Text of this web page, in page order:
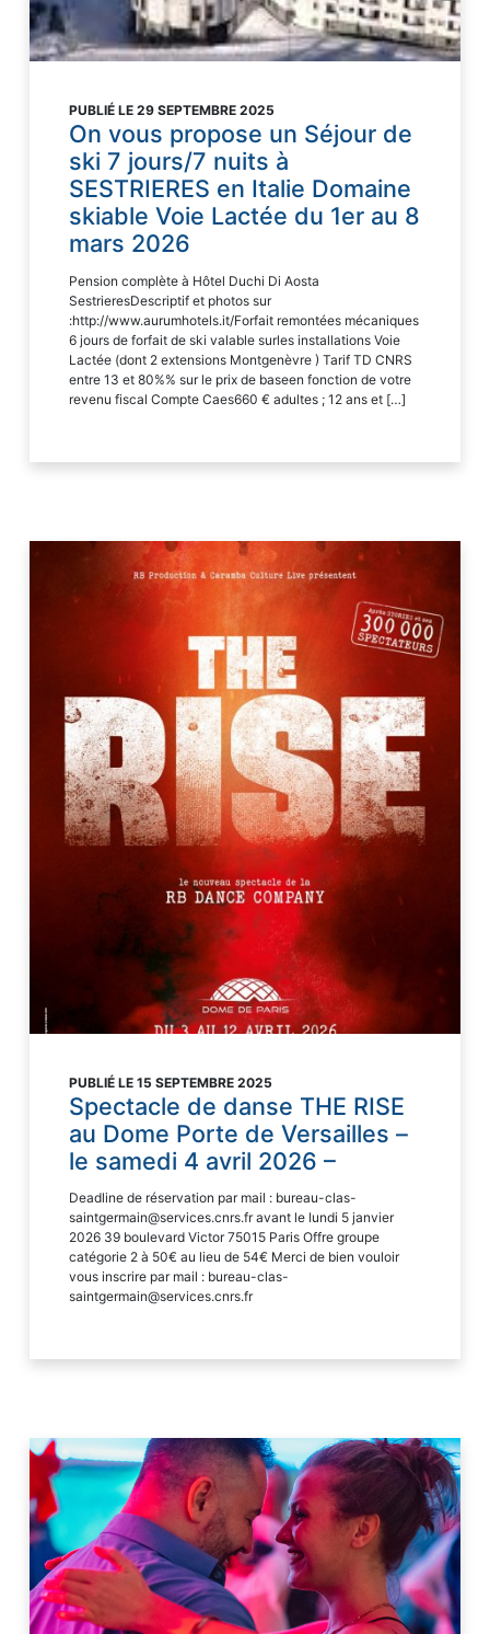
PUBLIÉ LE 29 SEPTEMBRE 2025
On vous propose un Séjour de
ski 7 jours/7 nuits à
SESTRIERES en Italie Domaine
skiable Voie Lactée du 1er au 8
mars 2026
Pension complète à Hôtel Duchi Di Aosta
SestrieresDescriptif et photos sur
:http://www.aurumhotels.it/Forfait remontées mécaniques
6 jours de forfait de ski valable surles installations Voie
Lactée (dont 2 extensions Montgenèvre ) Tarif TD CNRS
entre 13 et 80%% sur le prix de baseen fonction de votre
revenu fiscal Compte Caes660 € adultes ; 12 ans et […]
PUBLIÉ LE 15 SEPTEMBRE 2025
Spectacle de danse THE RISE
au Dome Porte de Versailles –
le samedi 4 avril 2026 –
Deadline de réservation par mail : bureau-clas-
saintgermain@services.cnrs.fr avant le lundi 5 janvier
2026 39 boulevard Victor 75015 Paris Offre groupe
catégorie 2 à 50€ au lieu de 54€ Merci de bien vouloir
vous inscrire par mail : bureau-clas-
saintgermain@services.cnrs.fr